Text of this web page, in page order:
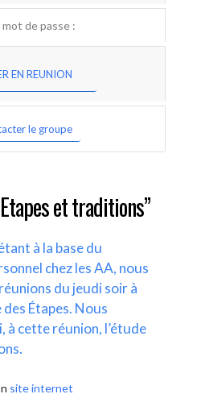
de passe :
EN REUNION
le groupe
et traditions”
à la base du
chez les AA, nous
du jeudi soir à
des Étapes. Nous
à cette réunion, l’étude
site internet